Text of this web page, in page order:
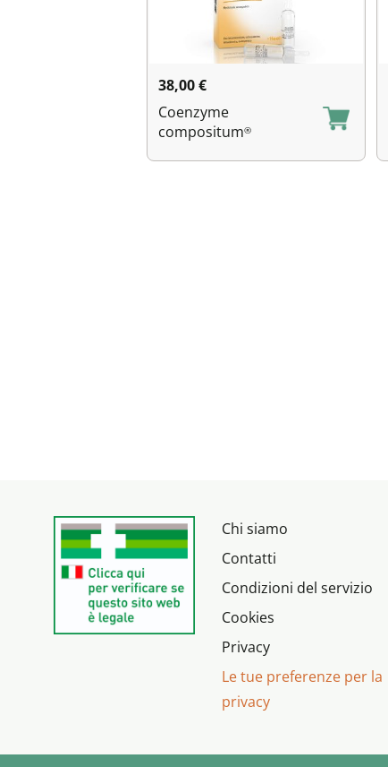
38,00€
Coenzyme
compositum®
Chi siamo
Contatti
Condizioni del servizio
Cookies
Privacy
Le tue preferenze per la
privacy